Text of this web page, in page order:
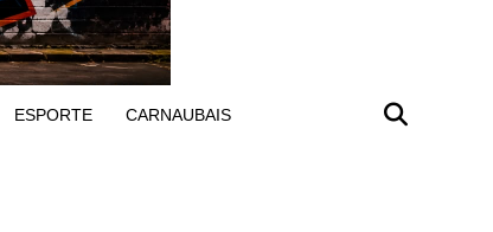
ESPORTE CARNAUBAIS